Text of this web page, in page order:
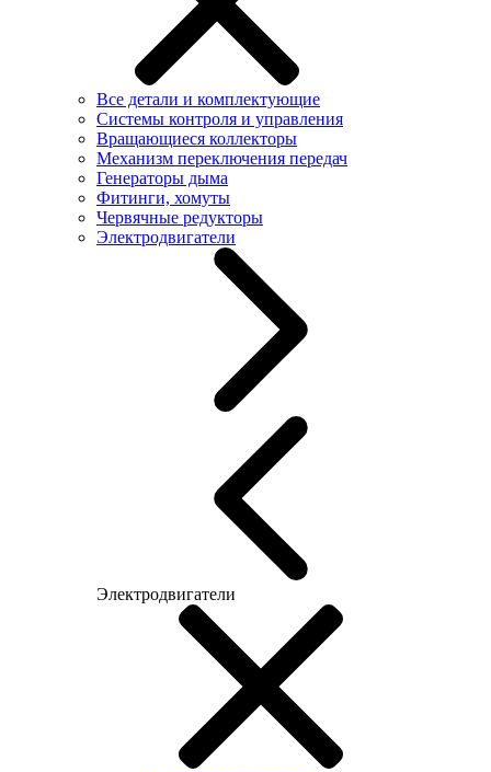
Все детали и комплектующие
Системы контроля и управления
Вращающиеся коллекторы
Механизм переключения передач
Генераторы дыма
Фитинги, хомуты
Червячные редукторы
Электродвигатели
Электродвигатели